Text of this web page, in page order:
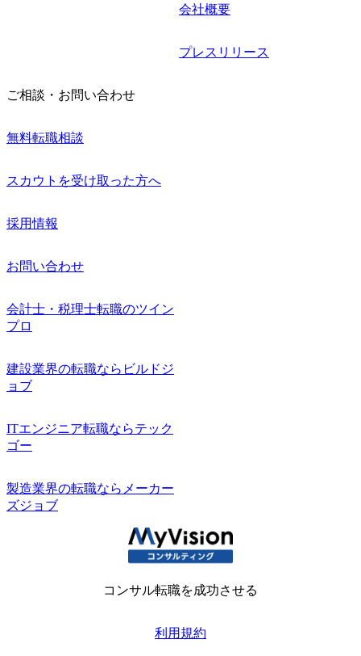
会社概要
プレスリリース
ご相談・お問い合わせ
無料転職相談
スカウトを受け取った方へ
採用情報
お問い合わせ
会計士・税理士転職のツイン
プロ
建設業界の転職ならビルドジ
ョブ
ITエンジニア転職ならテック
ゴー
製造業界の転職ならメーカー
ズジョブ
コンサル転職を成功させる
利用規約